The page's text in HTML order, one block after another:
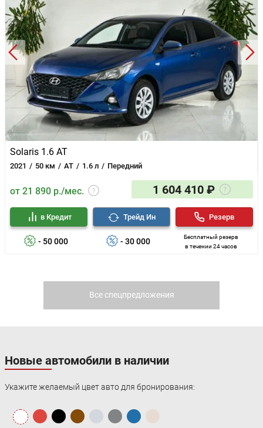
Solaris 1.6 AT
2021 50 км AT 1.6 л Передний
от 21 890 р./мес. 1 604 410 ₽
- 50 000
в Кредит
- 30 000
Трейд Ин
Бесплатный резерв
в течении 24 часов
Резерв
Все спецпредложения
Новые автомобили в наличии
Укажите желаемый цвет авто для бронирования: